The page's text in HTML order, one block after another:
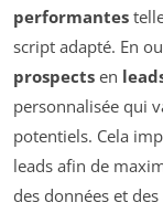
performantes
script adapté. En
prospects en
personnalisée qui
potentiels. Cela
leads afin de
des données et